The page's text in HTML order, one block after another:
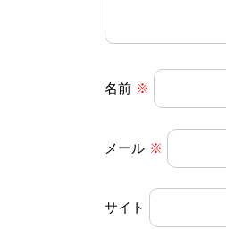
ン
名前 ※
メール ※
サイト